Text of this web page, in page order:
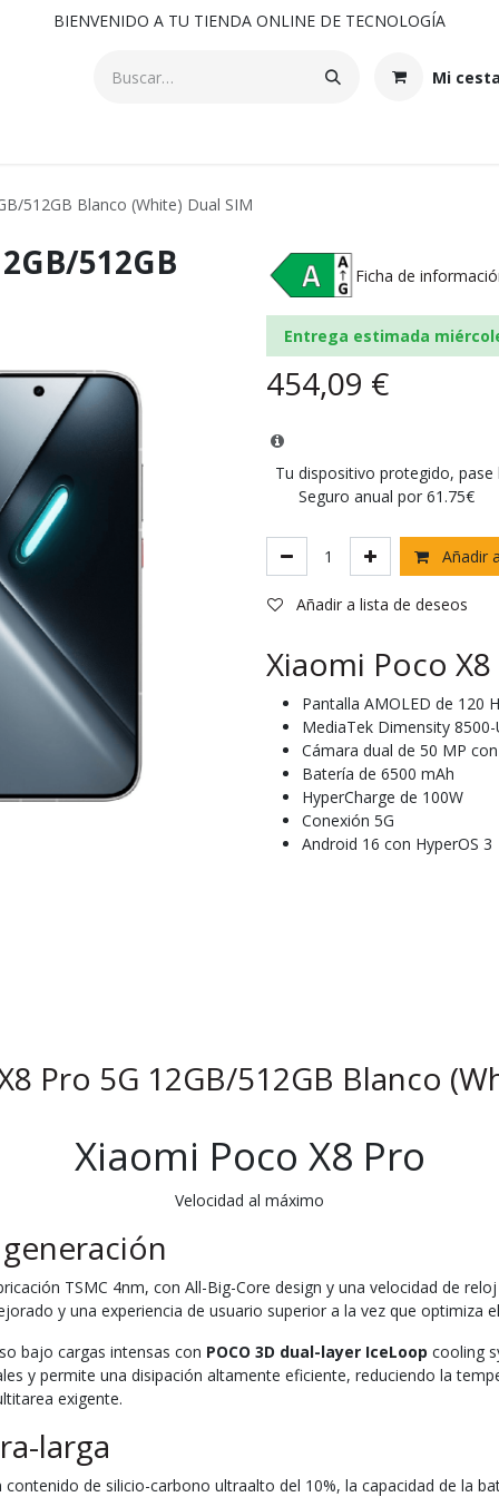
BIENVENIDO A TU TIENDA ONLINE DE TECNOLOGÍA
Mi
512GB Blanco (White) Dual SIM
512GB
Ficha de
Entrega estimada
454,09 €
Tu dispositivo protegido, pase
Seguro anual por 61.75€
Añadir
Añadir a lista de deseos
Xiaomi Poco
Pantalla AMOLED de 120
MediaTek Dimensity
Cámara dual de 50 MP
Batería de 6500 mAh
HyperCharge de 100W
Conexión 5G
Android 16 con HyperOS 3
Pro 5G 12GB/512GB Blanco
Xiaomi Poco X8 Pro
Velocidad al máximo
TSMC 4nm, con All-Big-Core design y una velocidad de
y una experiencia de usuario superior a la vez que optimiza
bajo cargas intensas con POCO 3D dual-layer IceLoop cooling
y permite una disipación altamente eficiente, reduciendo la
exigente.
larga
contenido de silicio-carbono ultraalto del 10%, la capacidad de la